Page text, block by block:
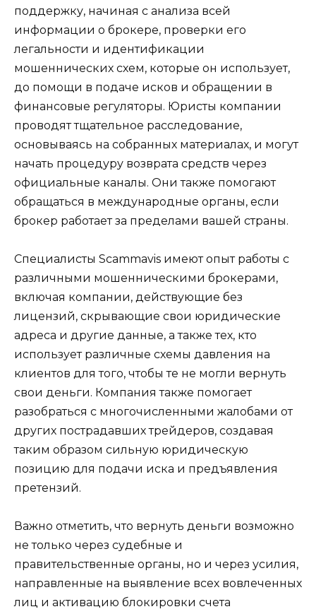
поддержку, начиная с анализа всей
информации о брокере, проверки его
легальности и идентификации
мошеннических схем, которые он использует,
до помощи в подаче исков и обращении в
финансовые регуляторы. Юристы компании
проводят тщательное расследование,
основываясь на собранных материалах, и могут
начать процедуру возврата средств через
официальные каналы. Они также помогают
обращаться в международные органы, если
брокер работает за пределами вашей страны.
Специалисты Scammavis имеют опыт работы с
различными мошенническими брокерами,
включая компании, действующие без
лицензий, скрывающие свои юридические
адреса и другие данные, а также тех, кто
использует различные схемы давления на
клиентов для того, чтобы те не могли вернуть
свои деньги. Компания также помогает
разобраться с многочисленными жалобами от
других пострадавших трейдеров, создавая
таким образом сильную юридическую
позицию для подачи иска и предъявления
претензий.
Важно отметить, что вернуть деньги возможно
не только через судебные и
правительственные органы, но и через усилия,
направленные на выявление всех вовлеченных
лиц и активацию блокировки счета